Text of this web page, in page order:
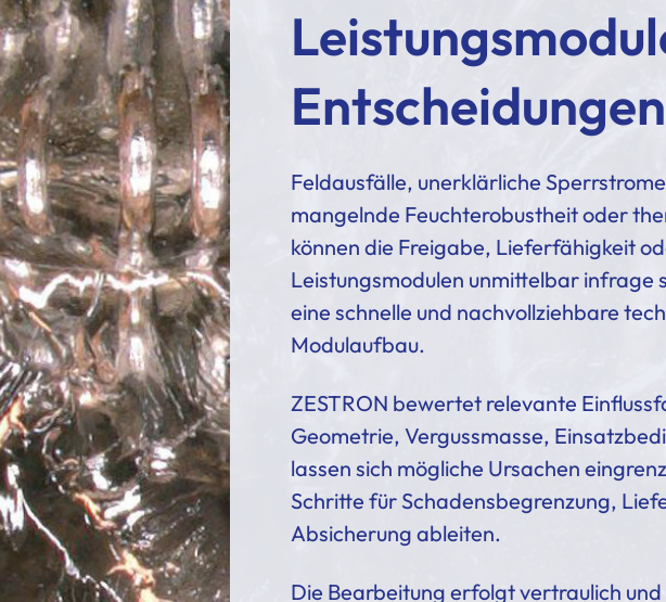
Feldausfälle, unerklärliche
mangelnde Feuchterobustheit oder
können die Freigabe, Lieferfähigkeit
Leistungsmodulen unmittelbar infrage
eine schnelle und nachvollziehbare
Modulaufbau.
ZESTRON bewertet relevante
Geometrie, Vergussmasse,
lassen sich mögliche Ursachen
Schritte für Schadensbegrenzung,
Absicherung ableiten.
Die Bearbeitung erfolgt vertraulich